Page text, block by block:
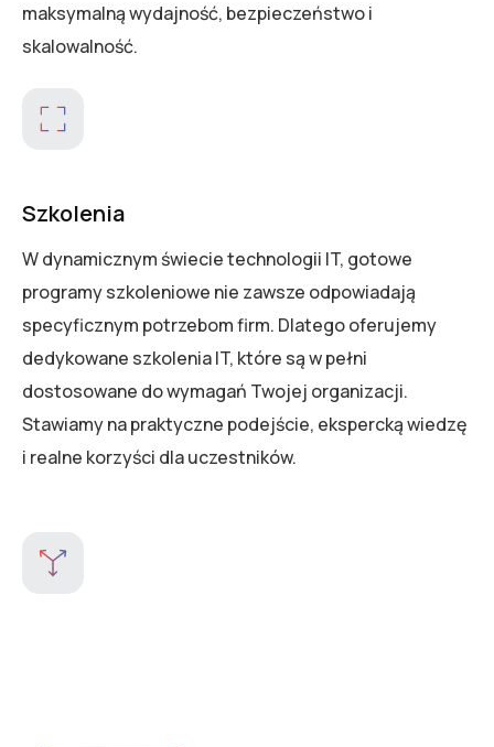
maksymalną wydajność, bezpieczeństwo i
skalowalność.
Szkolenia
W dynamicznym świecie technologii IT, gotowe
programy szkoleniowe nie zawsze odpowiadają
specyficznym potrzebom firm. Dlatego oferujemy
dedykowane szkolenia IT, które są w pełni
dostosowane do wymagań Twojej organizacji.
Stawiamy na praktyczne podejście, ekspercką wiedzę
i realne korzyści dla uczestników.